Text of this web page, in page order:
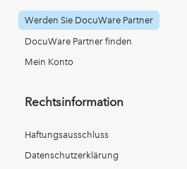
Werden Sie DocuWare Partner
DocuWare Partner finden
Mein Konto
Rechtsinformation
Haftungsausschluss
Datenschutzerklärung